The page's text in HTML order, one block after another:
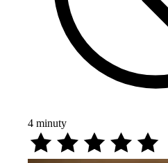
4 minuty